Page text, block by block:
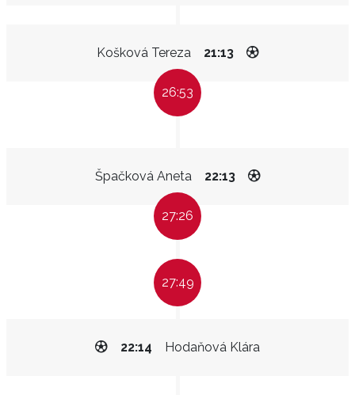
Košková Tereza 21:13
26:53
Špačková Aneta 22:13
27:26
27:49
Hodaňová Klára
22:14